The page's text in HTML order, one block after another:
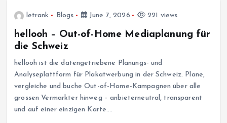
letrank Blogs June 7, 2026 221 views
hellooh – Out-of-Home Mediaplanung für
die Schweiz
hellooh ist die datengetriebene Planungs- und
Analyseplattform für Plakatwerbung in der Schweiz. Plane,
vergleiche und buche Out-of-Home-Kampagnen über alle
grossen Vermarkter hinweg – anbieterneutral, transparent
und auf einer einzigen Karte.…